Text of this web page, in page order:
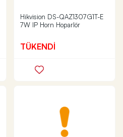
Hikvision DS-QAZ1307G1T-E
7W IP Horn Hoparlör
TÜKENDİ